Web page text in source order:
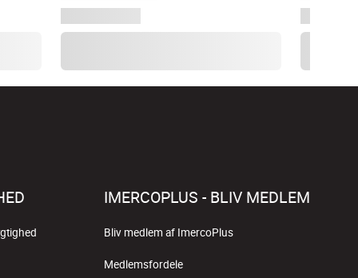
IMERCOPLUS - BLIV MEDLEM
Bliv medlem af ImercoPlus
Medlemsfordele